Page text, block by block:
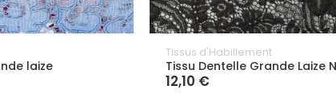
laize
Tissus d'Habillement
Tissu Dentelle Grande Laize
12,10 €